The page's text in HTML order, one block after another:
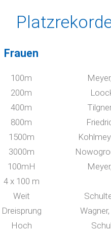
Frauen
100m
200m
400m
800m
1500m
3000m
100mH
4 x 100 m
Weit
Dreisprung
Hoch